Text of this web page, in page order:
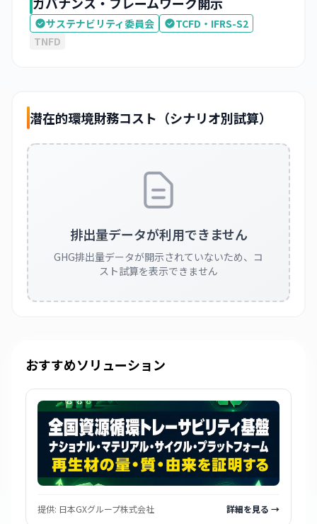
サステナビリティ委員会
TCFD・IFRS-S2
TNFD
潜在的環境財務コスト（シナリオ別試算）
排出量データが利用できません
GHG排出量データが開示されていないため、コ
スト試算を表示できません
おすすめソリューション
提供: 日本GXグループ株式会社 詳細を見る →